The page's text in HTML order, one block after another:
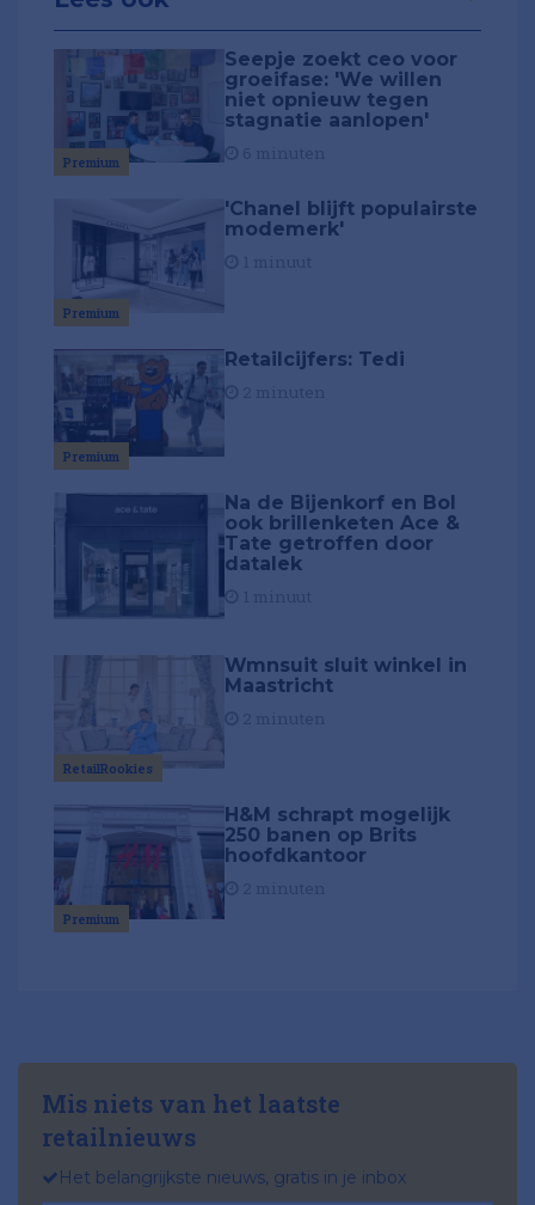
Premium
Seepje zoekt ceo voor
groeifase: 'We willen
niet opnieuw tegen
stagnatie aanlopen'
Premium
'Chanel blijft populairste
modemerk'
Premium
Retailcijfers: Tedi
Na de Bijenkorf en Bol
ook brillenketen Ace &
Tate getroffen door
datalek
RetailRookies
Wmnsuit sluit winkel in
Maastricht
Premium
H&M schrapt mogelijk
250 banen op Brits
hoofdkantoor
Mis niets van het laatste
retailnieuws
Het belangrijkste nieuws, gratis in je inbox